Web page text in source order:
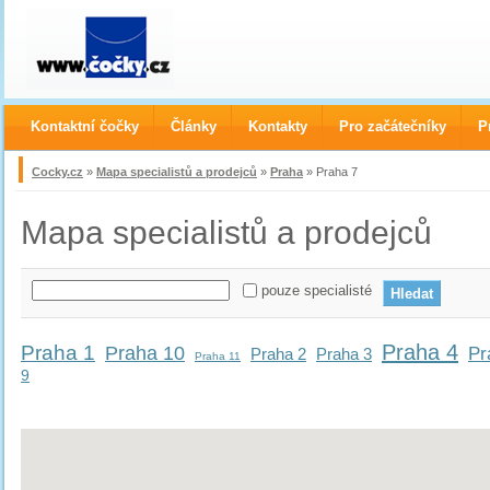
Cocky.cz » Mapa specialistů a prodejců » Praha » Praha 7
Mapa specialistů a prodejců
pouze specialisté
Praha 1 Praha 10 Praha 11 Praha 2 Praha 3 Praha 4
9
Kontaktní čočky Články Kontakty Pro začátečníky